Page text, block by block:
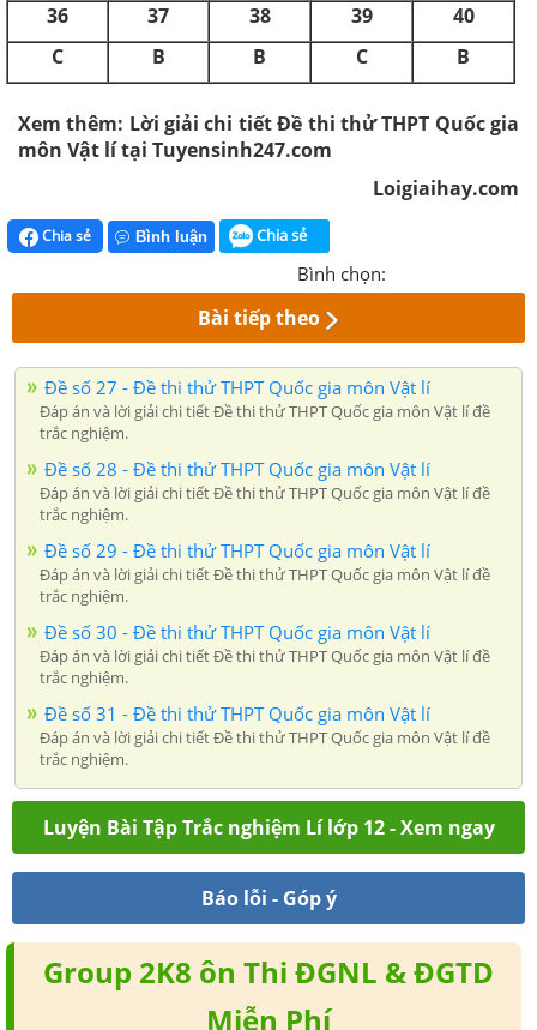
36
37 38 39
40
C
B B C B
Xem thêm: Lời giải chi tiết Đề thi thử THPT Quốc gia
môn Vật lí tại Tuyensinh247.com
Loigiaihay.com
Chia sẻ Bình luận Chia sẻ
Bình chọn:
Bài tiếp theo
Đề số 27 - Đề thi thử THPT Quốc gia môn Vật lí
Đáp án và lời giải chi tiết Đề thi thử THPT Quốc gia môn Vật lí đề
trắc nghiệm.
Đề số 28 - Đề thi thử THPT Quốc gia môn Vật lí
Đáp án và lời giải chi tiết Đề thi thử THPT Quốc gia môn Vật lí đề
trắc nghiệm.
Đề số 29 - Đề thi thử THPT Quốc gia môn Vật lí
Đáp án và lời giải chi tiết Đề thi thử THPT Quốc gia môn Vật lí đề
trắc nghiệm.
Đề số 30 - Đề thi thử THPT Quốc gia môn Vật lí
Đáp án và lời giải chi tiết Đề thi thử THPT Quốc gia môn Vật lí đề
trắc nghiệm.
Đề số 31 - Đề thi thử THPT Quốc gia môn Vật lí
Đáp án và lời giải chi tiết Đề thi thử THPT Quốc gia môn Vật lí đề
trắc nghiệm.
Luyện Bài Tập Trắc nghiệm Lí lớp 12 - Xem ngay
Báo lỗi - Góp ý
Group 2K8 ôn Thi ĐGNL & ĐGTD
Miễn Phí